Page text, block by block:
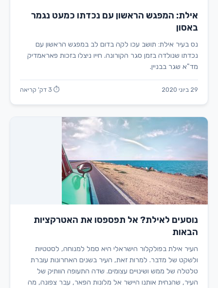
אילת: המפגש הראשון עם נכדתו כמעט נגמר
באסון
נס בעיר אילת: תושב עכו לקה בדום לב במפגש הראשון עם
נכדתו שנולדה בזמן סגר הקורונה. חייו ניצלו בזכות פאראמדיק
מד"א שגר בבניין.
29 ביוני 2020 ⏱ 3 דק' קריאה
נוסעים לאילת? אל תפספסו את האטרקציות
הבאות
העיר אילת בפולקלור הישראלי היא סמל למנוחה, לסטטיות
ולשקט של מדבר. למרות זאת, העיר בשנים האחרונות עוברת
טלטלה של ממש ושינויים עצומים. שדה התעופה הוותיק של
העיר, שהנחית אותנו היישר אל מלונות הפאר, עבר צפונה, מה